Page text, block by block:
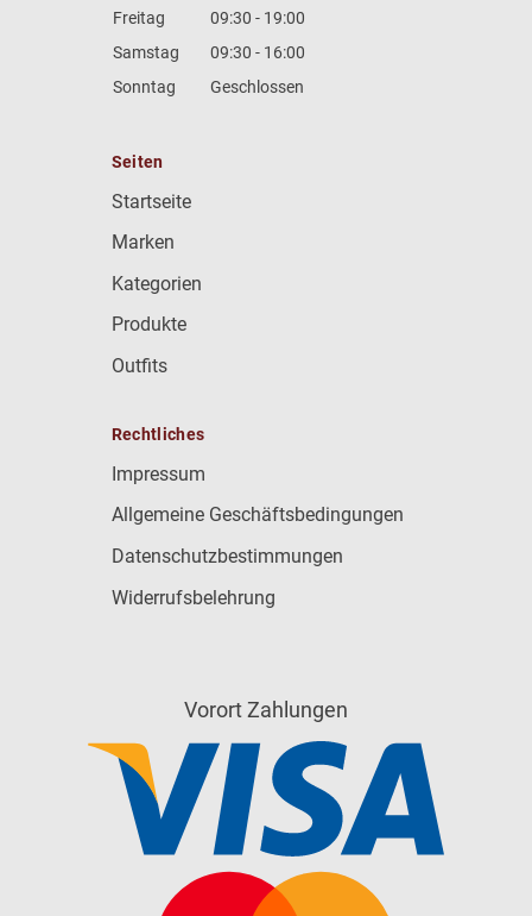
Freitag
09:30 - 19:00
Samstag
09:30 - 16:00
Sonntag
Geschlossen
Seiten
Startseite
Marken
Kategorien
Produkte
Outfits
Rechtliches
Impressum
Allgemeine Geschäftsbedingungen
Datenschutzbestimmungen
Widerrufsbelehrung
Vorort Zahlungen